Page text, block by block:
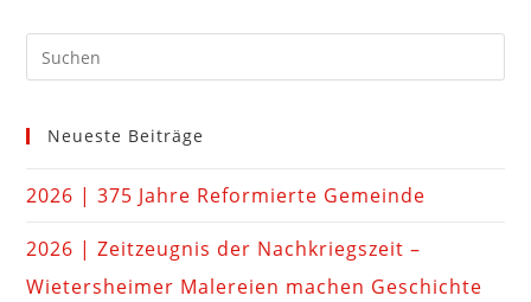
Neueste Beiträge
2026 | 375 Jahre Reformierte Gemeinde
2026 | Zeitzeugnis der Nachkriegszeit –
Wietersheimer Malereien machen Geschichte